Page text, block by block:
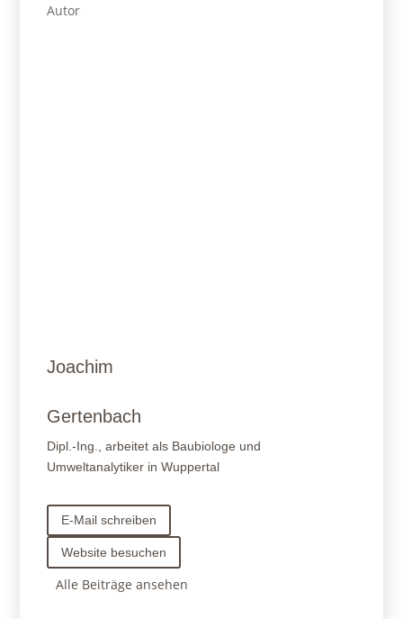
Autor
Joachim
Gertenbach
Dipl.-Ing., arbeitet als Baubiologe und
Umweltanalytiker in Wuppertal
E-Mail schreiben
Website besuchen
Alle Beiträge ansehen